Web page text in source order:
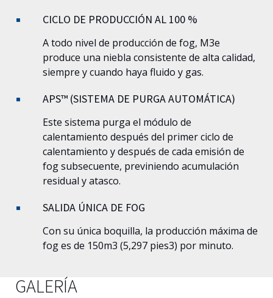
CICLO DE PRODUCCIÓN AL 100 %
A todo nivel de producción de fog, M3e
produce una niebla consistente de alta calidad,
siempre y cuando haya fluido y gas.
APS™ (SISTEMA DE PURGA AUTOMÁTICA)
Este sistema purga el módulo de
calentamiento después del primer ciclo de
calentamiento y después de cada emisión de
fog subsecuente, previniendo acumulación
residual y atasco.
SALIDA ÚNICA DE FOG
Con su única boquilla, la producción máxima de
fog es de 150m3 (5,297 pies3) por minuto.
GALERÍA